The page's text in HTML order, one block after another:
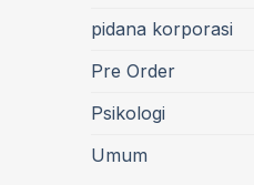
pidana korporasi
Pre Order
Psikologi
Umum